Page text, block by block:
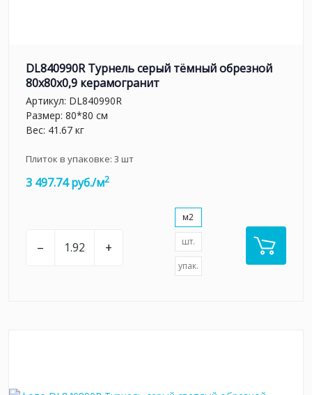
DL840990R Турнель серый тёмный обрезной
80x80x0,9 керамогранит
Артикул: DL840990R
Размер: 80*80 см
Вес: 41.67 кг
Плиток в упаковке: 3 шт
3 497.74 руб./м2
– +
м2
шт.
упак.